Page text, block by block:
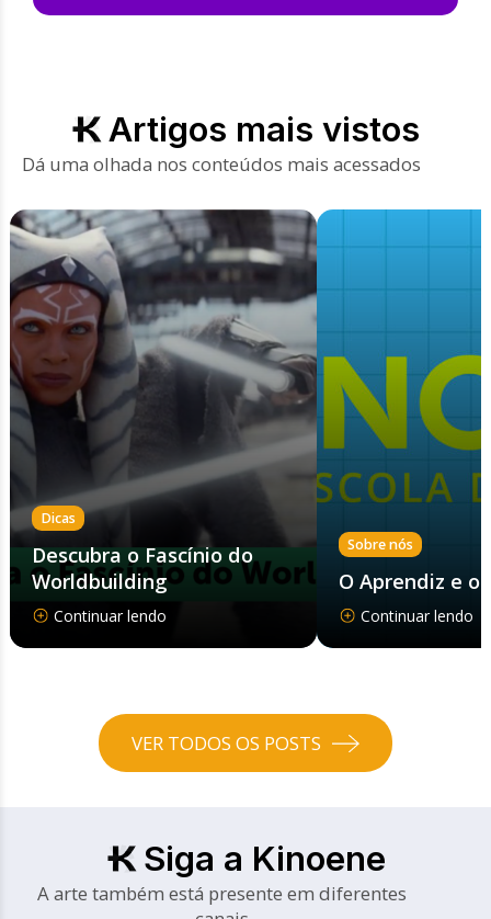
Artigos mais vistos
Dá uma olhada nos conteúdos mais acessados
Dicas
Descubra o Fascínio do
Worldbuilding
Continuar lendo
Sobre nós
O Aprendiz e o
Continuar lendo
VER TODOS OS POSTS
Siga a Kinoene
A arte também está presente em diferentes